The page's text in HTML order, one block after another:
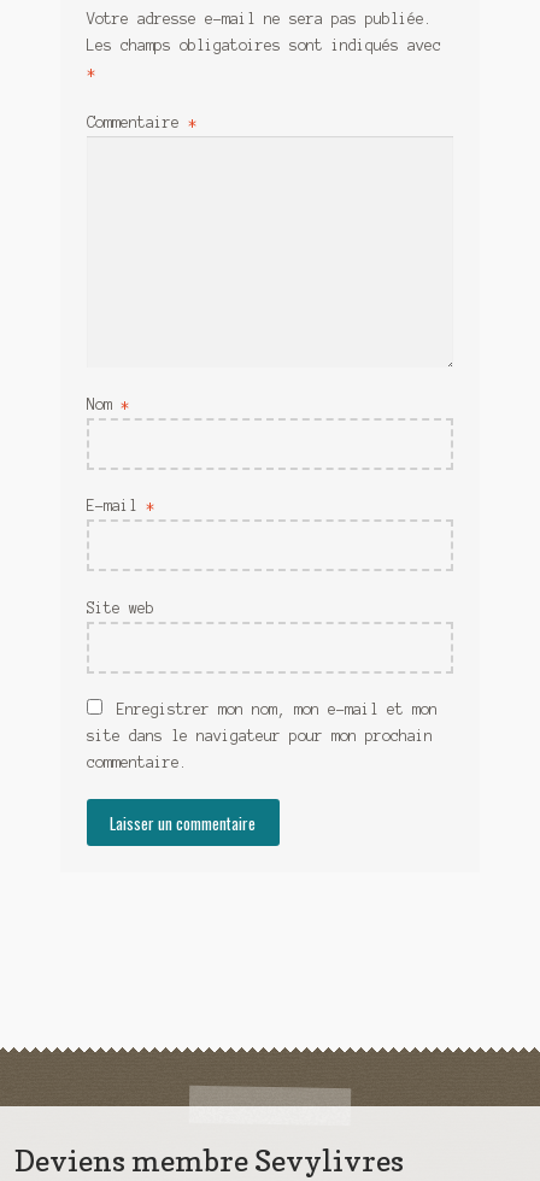
Votre adresse e-mail ne sera pas publiée.
Les champs obligatoires sont indiqués avec
*
Commentaire *
Nom *
E-mail *
Site web
Enregistrer mon nom, mon e-mail et mon
site dans le navigateur pour mon prochain
commentaire.
Deviens membre Sevylivres